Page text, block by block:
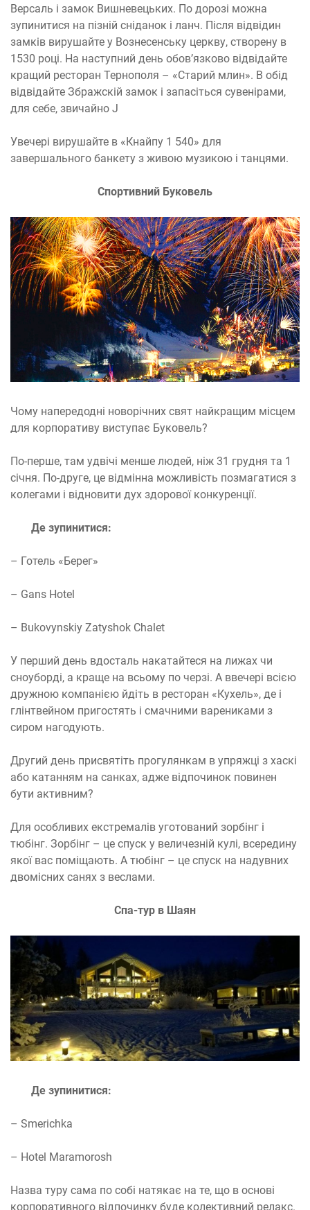
Версаль і замок Вишневецьких. По дорозі можна
зупинитися на пізній сніданок і ланч. Після відвідин
замків вирушайте у Вознесенську церкву, створену в
1530 році. На наступний день обов’язково відвідайте
кращий ресторан Тернополя – «Старий млин». В обід
відвідайте Збражскій замок і запасіться сувенірами,
для себе, звичайно J
Увечері вирушайте в «Кнайпу 1 540» для
завершального банкету з живою музикою і танцями.
Спортивний Буковель
Чому напередодні новорічних свят найкращим місцем
для корпоративу виступає Буковель?
По-перше, там удвічі менше людей, ніж 31 грудня та 1
січня. По-друге, це відмінна можливість позмагатися з
колегами і відновити дух здорової конкуренції.
Де зупинитися:
– Готель «Берег»
– Gans Hotel
– Bukovynskiy Zatyshok Chalet
У перший день вдосталь накатайтеся на лижах чи
сноуборді, а краще на всьому по черзі. А ввечері всією
дружною компанією йдіть в ресторан «Кухель», де і
глінтвейном пригостять і смачними варениками з
сиром нагодують.
Другий день присвятіть прогулянкам в упряжці з хаскі
або катанням на санках, адже відпочинок повинен
бути активним?
Для особливих екстремалів уготований зорбінг і
тюбінг. Зорбінг – це спуск у величезній кулі, всередину
якої вас поміщають. А тюбінг – це спуск на надувних
двомісних санях з веслами.
Спа-тур в Шаян
Де зупинитися:
– Smerichka
– Hotel Maramorosh
Назва туру сама по собі натякає на те, що в основі
корпоративного відпочинку буде колективний релакс.